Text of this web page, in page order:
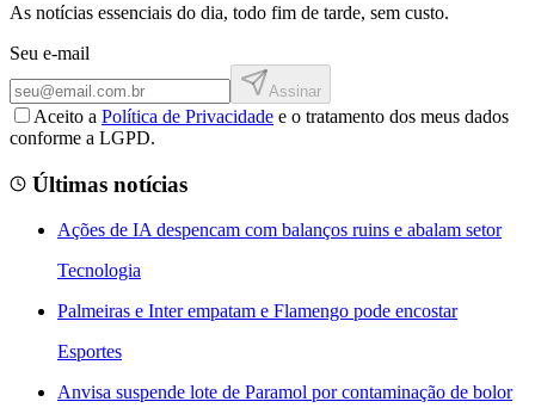
As notícias essenciais do dia, todo fim de tarde, sem custo.
Seu e-mail
Assinar
Aceito a Política de Privacidade e o tratamento dos meus dados
conforme a LGPD.
Últimas notícias
Ações de IA despencam com balanços ruins e abalam setor
Tecnologia
Palmeiras e Inter empatam e Flamengo pode encostar
Esportes
Anvisa suspende lote de Paramol por contaminação de bolor